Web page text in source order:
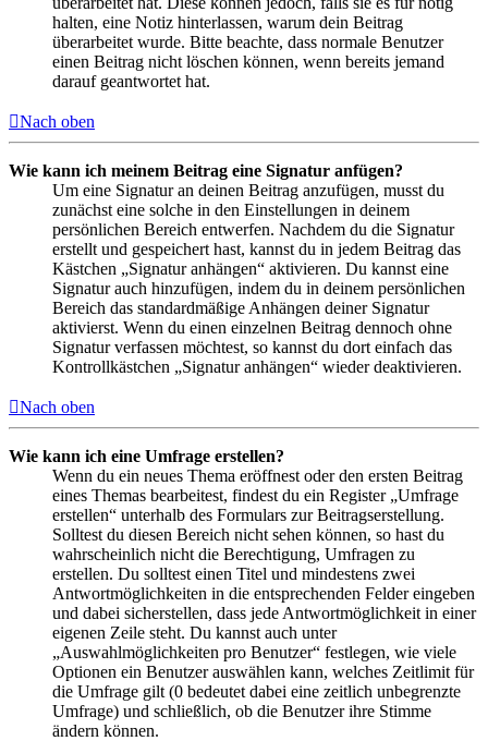
halten, eine Notiz hinterlassen, warum dein Beitrag
überarbeitet wurde. Bitte beachte, dass normale Benutzer
einen Beitrag nicht löschen können, wenn bereits jemand
darauf geantwortet hat.
Nach oben
Wie kann ich meinem Beitrag eine Signatur anfügen?
Um eine Signatur an deinen Beitrag anzufügen, musst du
zunächst eine solche in den Einstellungen in deinem
persönlichen Bereich entwerfen. Nachdem du die Signatur
erstellt und gespeichert hast, kannst du in jedem Beitrag das
Kästchen „Signatur anhängen“ aktivieren. Du kannst eine
Signatur auch hinzufügen, indem du in deinem persönlichen
Bereich das standardmäßige Anhängen deiner Signatur
aktivierst. Wenn du einen einzelnen Beitrag dennoch ohne
Signatur verfassen möchtest, so kannst du dort einfach das
Kontrollkästchen „Signatur anhängen“ wieder deaktivieren.
Nach oben
Wie kann ich eine Umfrage erstellen?
Wenn du ein neues Thema eröffnest oder den ersten Beitrag
eines Themas bearbeitest, findest du ein Register „Umfrage
erstellen“ unterhalb des Formulars zur Beitragserstellung.
Solltest du diesen Bereich nicht sehen können, so hast du
wahrscheinlich nicht die Berechtigung, Umfragen zu
erstellen. Du solltest einen Titel und mindestens zwei
Antwortmöglichkeiten in die entsprechenden Felder eingeben
und dabei sicherstellen, dass jede Antwortmöglichkeit in einer
eigenen Zeile steht. Du kannst auch unter
„Auswahlmöglichkeiten pro Benutzer“ festlegen, wie viele
Optionen ein Benutzer auswählen kann, welches Zeitlimit für
die Umfrage gilt (0 bedeutet dabei eine zeitlich unbegrenzte
Umfrage) und schließlich, ob die Benutzer ihre Stimme
ändern können.